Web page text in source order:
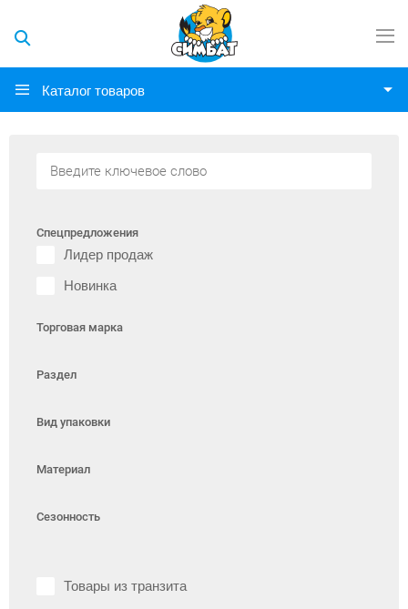
Каталог товаров
Спецпредложения
Лидер продаж
Новинка
Торговая марка
Раздел
Вид упаковки
Материал
Сезонность
Товары из транзита